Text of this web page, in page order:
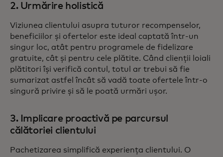
2. Urmărire holistică
Viziunea clientului asupra tuturor recompenselor,
beneficiilor și ofertelor este ideal captată într-un
singur loc, atât pentru programele de fidelizare
gratuite, cât și pentru cele plătite. Când clienții loiali
plătitori își verifică contul, totul ar trebui să fie
sumarizat astfel încât să vadă toate ofertele într-o
singură privire și să le poată urmări ușor.
3. Implicare proactivă pe parcursul
călătoriei clientului
Pachetizarea simplifică experiența clientului. O